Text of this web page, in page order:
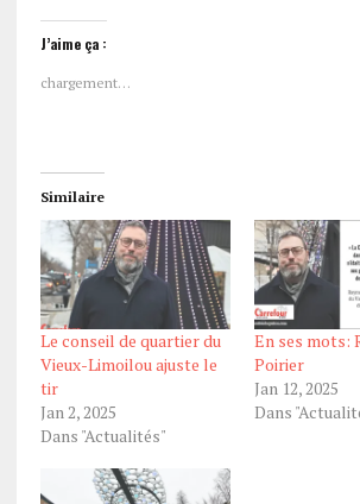
J’aime ça :
chargement…
Similaire
Le conseil de quartier du
Vieux-Limoilou ajuste le
tir
Jan 2, 2025
Dans "Actualités"
En ses mots:
Poirier
Jan 12, 2025
Dans